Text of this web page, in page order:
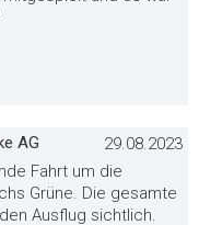
AG
29.08.2023
Fahrt um die
Grüne. Die gesamte
Ausflug sichtlich.